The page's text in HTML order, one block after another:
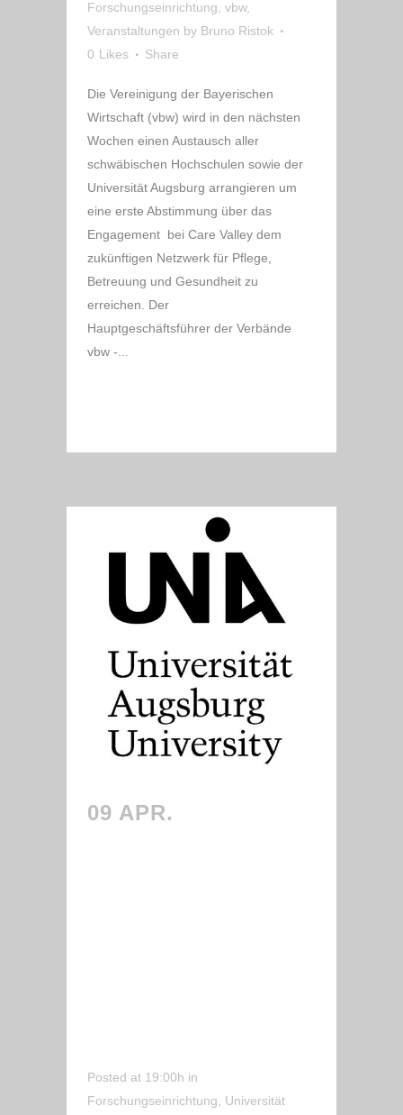
Forschungseinrichtung vbw,
Veranstaltungen by Bruno Ristok
0 Likes Share
Die Vereinigung der Bayerischen
Wirtschaft (vbw) wird in den nächsten
Wochen einen Austausch aller
schwäbischen Hochschulen sowie der
Universität Augsburg arrangieren um
eine erste Abstimmung über das
Engagement bei Care Valley dem
zukünftigen Netzwerk für Pflege,
Betreuung und Gesundheit zu
erreichen. Der
Hauptgeschäftsführer der Verbände
vbw -...
09 APR.
Posted at 19:00h in
Forschungseinrichtung
Universität